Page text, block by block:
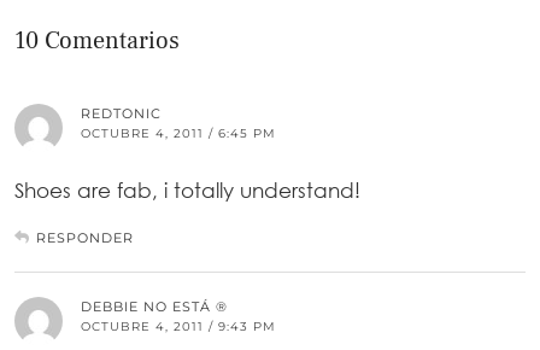
10 Comentarios
REDTONIC
OCTUBRE 4, 2011 / 6:45 PM
Shoes are fab, i totally understand!
RESPONDER
DEBBIE NO ESTÁ ®
OCTUBRE 4, 2011 / 9:43 PM